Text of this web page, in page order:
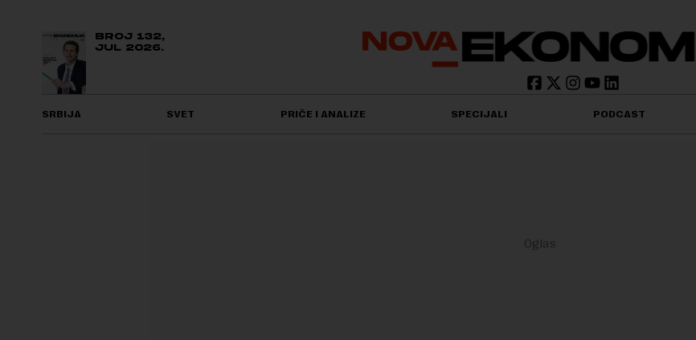
BROJ 132,
JUL 2026.
SRBIJA SVET PRIČE I ANALIZE SPECIJALI PODCAST